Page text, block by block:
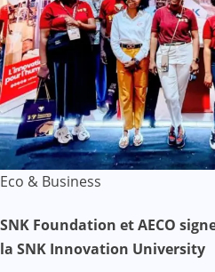
Eco & Business
SNK Foundation et AECO
la SNK Innovation University